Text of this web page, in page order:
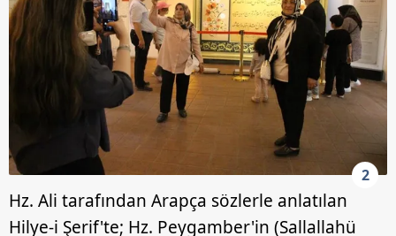
2
Hz. Ali tarafından Arapça sözlerle anlatılan
Hilye-i Şerif'te; Hz. Peygamber'in (Sallallahü